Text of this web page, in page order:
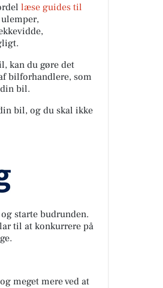
læse guides til
kan du gøre det
bilforhandlere, som
bil.
bil, og du skal ikke
starte budrunden.
til at konkurrere på
meget mere ved at